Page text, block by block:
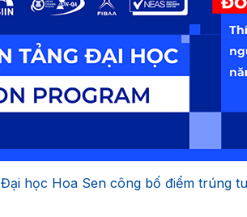
Đại học Hoa Sen công bố điểm trúng